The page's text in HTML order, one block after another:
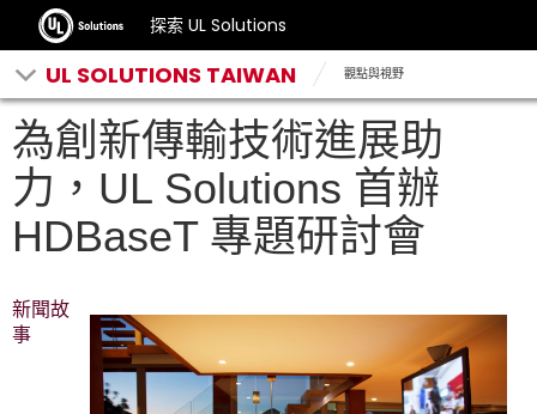
探索 UL Solutions
UL SOLUTIONS TAIWAN 觀點與視野
為創新傳輸技術進展助
力，UL Solutions 首辦
HDBaseT 專題研討會
新聞故
事